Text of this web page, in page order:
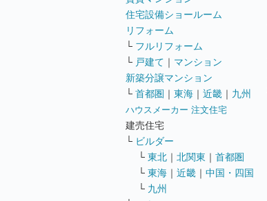
住宅設備ショールーム
リフォーム
└ フルリフォーム
└ 戸建て ｜ マンション
新築分譲マンション
└ 首都圏 ｜ 東海 ｜ 近畿 ｜ 九州
ハウスメーカー 注文住宅
建売住宅
└ ビルダー
└ 東北 ｜ 北関東 ｜ 首都圏
└ 東海 ｜ 近畿 ｜ 中国・四国
└ 九州